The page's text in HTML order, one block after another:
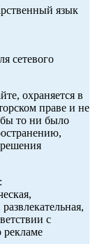
язык
сетевого
охраняется в
праве и не
то ни было
с
рекламе